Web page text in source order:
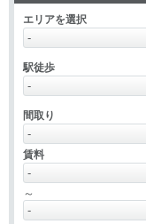
エリアを選択
駅徒歩
間取り
賃料
～